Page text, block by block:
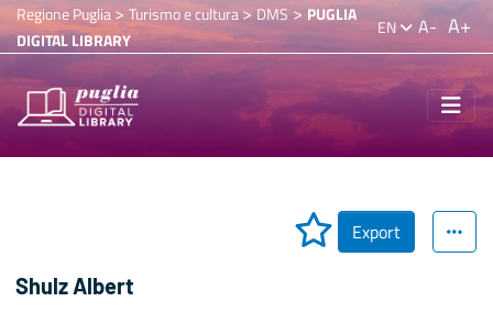
Regione Puglia> Turismo e cultura>DMS > PUGLIA
DIGITAL LIBRARY
EN A- A+
Export
Shulz Albert